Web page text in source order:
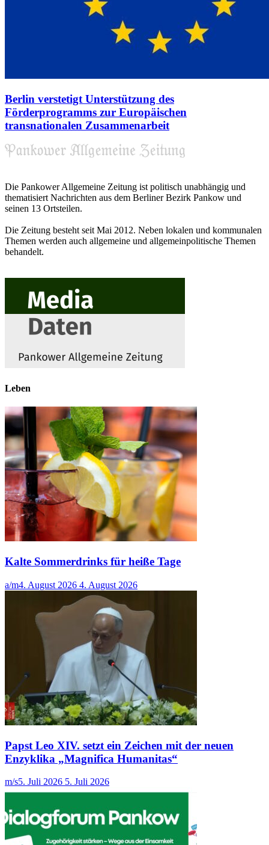
Berlin verstetigt Unterstützung des
Förderprogramms zur Europäischen
transnationalen Zusammenarbeit
Die Pankower Allgemeine Zeitung ist politisch unabhängig und
thematisiert Nachrichten aus dem Berliner Bezirk Pankow und
seinen 13 Ortsteilen.
Die Zeitung besteht seit Mai 2012. Neben lokalen und kommunalen
Themen werden auch allgemeine und allgemeinpolitische Themen
behandelt.
Leben
Kalte Sommerdrinks für heiße Tage
a/m4. August 2026 4. August 2026
Papst Leo XIV. setzt ein Zeichen mit der neuen
Enzyklika „Magnifica Humanitas“
m/s5. Juli 2026 5. Juli 2026